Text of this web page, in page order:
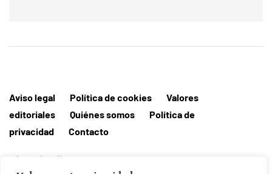
Aviso legal Política de cookies
Valores
editoriales
Quiénes somos
Política de
privacidad
Contacto
Editorial MallorcaHora